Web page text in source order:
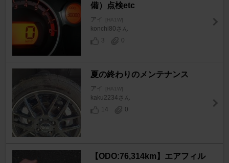
備）点検etc
アイ [HA1W]
konchi80さん
3
0
夏の終わりのメンテナンス
アイ [HA1W]
kaku2234さん
14
0
【ODO:76,314km】エアフィル